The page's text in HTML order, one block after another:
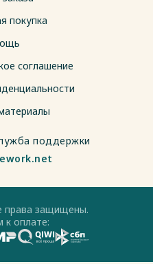
покупка
соглашение
поддержки
права защищены.
к оплате: